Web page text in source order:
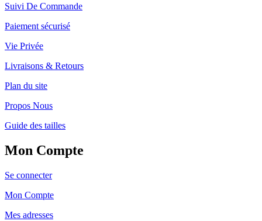
Suivi De Commande
Paiement sécurisé
Vie Privée
Livraisons & Retours
Plan du site
Propos Nous
Guide des tailles
Mon Compte
Se connecter
Mon Compte
Mes adresses